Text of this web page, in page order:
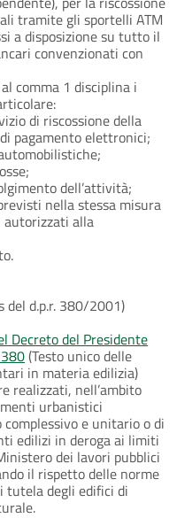
tramite gli sportelli ATM
a disposizione su tutto il
convenzionati con
comma 1 disciplina i
di riscossione della
pagamento elettronici;
dell’attività;
nella stessa misura
alla
del d.p.r. 380/2001)
Decreto del Presidente
(Testo unico delle
in materia edilizia)
realizzati, nell’ambito
urbanistici
e unitario o di
edilizi in deroga ai limiti
dei lavori pubblici
il rispetto delle norme
tutela degli edifici di